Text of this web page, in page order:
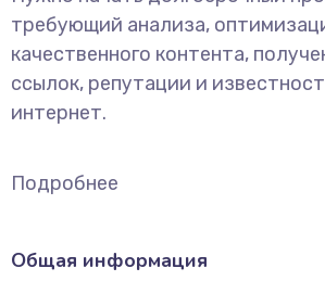
требующий анализа,
качественного контента,
ссылок, репутации и
интернет.
Подробнее
Общая информация